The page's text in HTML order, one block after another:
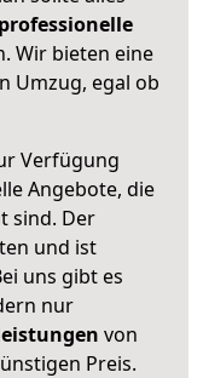
professionelle
Wir bieten eine
Umzug, egal ob
Verfügung
Angebote, die
sind. Der
und ist
uns gibt es
nur
von
Preis.